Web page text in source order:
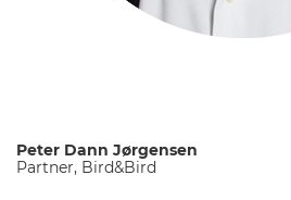
Peter Dann Jørgensen
Partner, Bird&Bird